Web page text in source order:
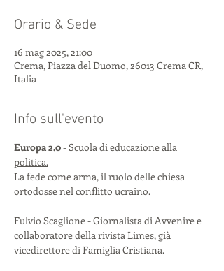
Orario & Sede
16 mag 2025, 21:00
Crema, Piazza del Duomo, 26013 Crema CR,
Italia
Info sull'evento
Europa 2.0 - Scuola di educazione alla
politica.
La fede come arma, il ruolo delle chiesa
ortodosse nel conflitto ucraino.
Fulvio Scaglione - Giornalista di Avvenire e
collaboratore della rivista Limes, già
vicedirettore di Famiglia Cristiana.